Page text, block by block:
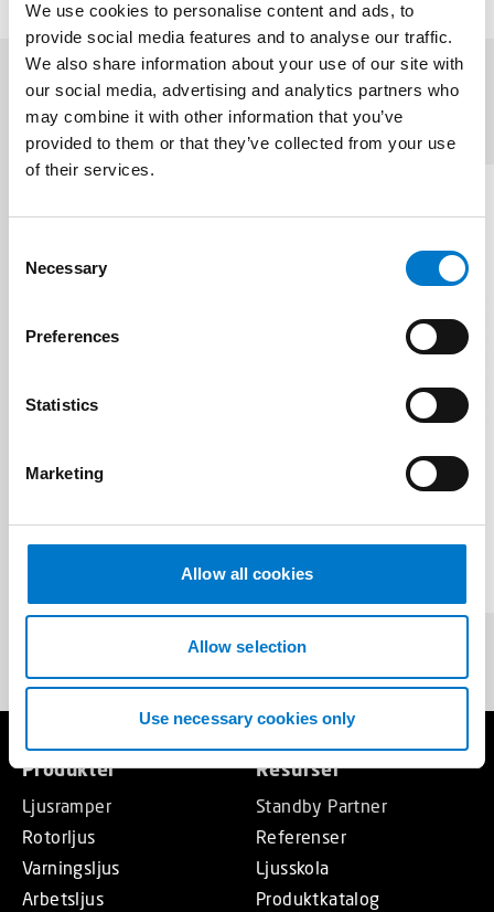
We use cookies to personalise content and ads, to
provide social media features and to analyse our traffic.
We also share information about your use of our site with
our social media, advertising and analytics partners who
may combine it with other information that you’ve
provided to them or that they’ve collected from your use
of their services.
Necessary
Preferences
Statistics
Marketing
Allow all cookies
Allow selection
Use necessary cookies only
Relaterade produkter (3)
Arbetsljus
Kompakt och robust arbetsljus.
Produkter
Ljusramper
Rotorljus
Varningsljus
Arbetsljus
Resurser
Standby Partner
Referenser
Ljusskola
Produktkatalog